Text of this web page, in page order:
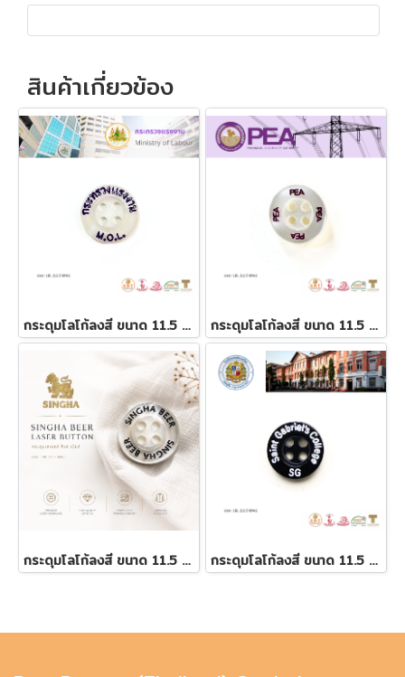
สินค้าเกี่ยวข้อง
กระดุมโลโก้ลงสี ขนาด 11.5 มิล กระดุมโลโก้ลงสี ขนาด 11.5 มิล
กระดุมโลโก้ลงสี ขนาด 11.5 มิล กระดุมโลโก้ลงสี ขนาด 11.5 มิล